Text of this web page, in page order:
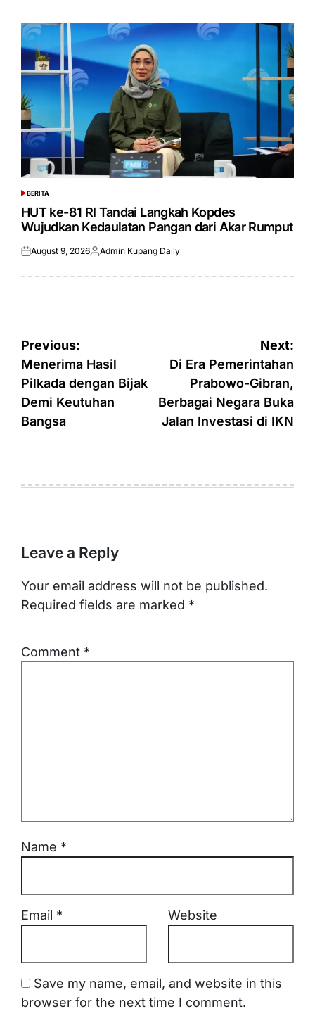
POSTED
IN
BERITA
HUT ke-81 RI Tandai Langkah Kopdes
Wujudkan Kedaulatan Pangan dari Akar Rumput
Posted
August 9, 2026Posted
Admin Kupang Daily
Post
navigation
Previous:
Menerima Hasil
Pilkada dengan Bijak
Demi Keutuhan
Bangsa
Next:
Di Era Pemerintahan
Prabowo-Gibran,
Berbagai Negara Buka
Jalan Investasi di IKN
Leave a Reply
Your email address will not be published.
Required fields are marked *
Comment *
Name *
Email * Website
Save my name, email, and website in this
browser for the next time I comment.